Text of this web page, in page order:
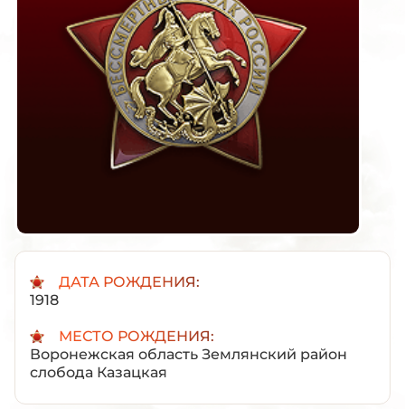
ДАТА РОЖДЕНИЯ:
1918
МЕСТО РОЖДЕНИЯ:
Воронежская область Землянский район
слобода Казацкая